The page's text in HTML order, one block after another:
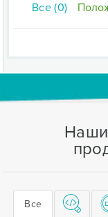
Все (0)
Наши
Все